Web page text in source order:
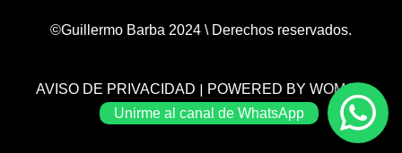
©Guillermo Barba 2024 \ Derechos reservados.
AVISO DE PRIVACIDAD | POWERED BY WOMGP
Unirme al canal de WhatsApp